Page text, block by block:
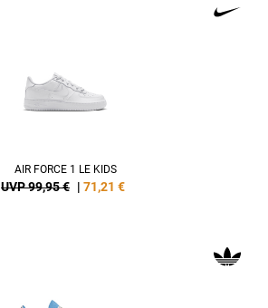
AIR FORCE 1 LE KIDS
UVP 99,95 € | 71,21 €